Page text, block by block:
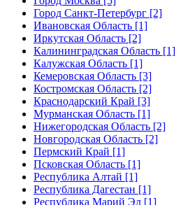
Город Санкт-Петербург [2]
Ивановская Область [1]
Иркутская Область [2]
Калининградская Область [1]
Калужская Область [1]
Кемеровская Область [3]
Костромская Область [2]
Краснодарский Край [3]
Мурманская Область [1]
Нижегородская Область [2]
Новгородская Область [2]
Пермский Край [1]
Псковская Область [1]
Республика Алтай [1]
Республика Дагестан [1]
Республика Марий Эл [1]